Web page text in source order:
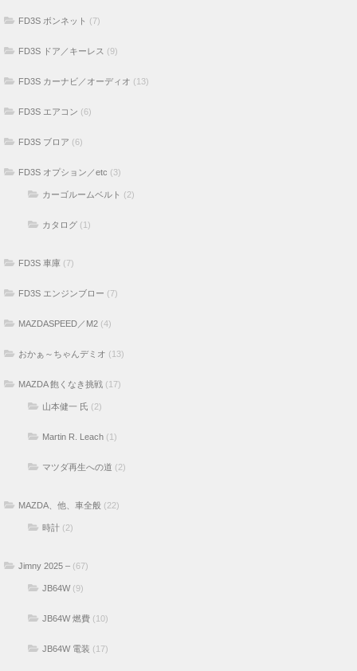
FD3S ボンネット (7)
FD3S ドア／キーレス (9)
FD3S カーナビ／オーディオ (13)
FD3S エアコン (6)
FD3S ブロア (6)
FD3S オプション／etc (3)
カーゴルームベルト (2)
カタログ (1)
FD3S 車庫 (7)
FD3S エンジンブロー (7)
MAZDASPEED／M2 (4)
おかぁ～ちゃんデミオ (13)
MAZDA 飽くなき挑戦 (17)
山本健一 氏 (2)
Martin R. Leach (1)
マツダ再生への道 (2)
MAZDA、他、車全般 (22)
時計 (2)
Jimny 2025 – (67)
JB64W(9)
JB64W 燃費 (10)
JB64W 電装 (17)